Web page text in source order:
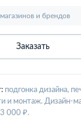
и брендов
Заказать
подгонка дизайна,
и монтаж. Дизайн-
000 ₽.